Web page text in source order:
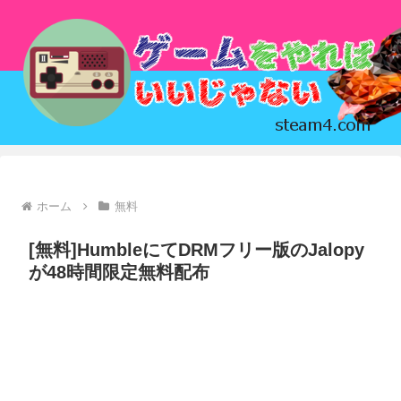
ホーム 無料
[無料]HumbleにてDRMフリー版のJalopy
が48時間限定無料配布